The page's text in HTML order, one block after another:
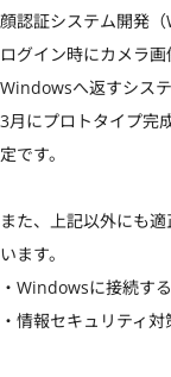
顔認証システム開発（
ログイン時にカメラ
Windowsへ返すシステ
3月にプロトタイプ完
定です。
また、上記以外にも
います。
・Windowsに接続す
・情報セキュリティ